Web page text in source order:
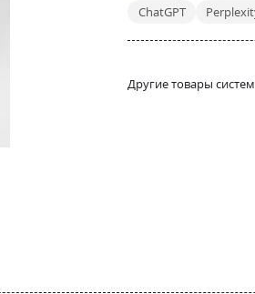
ChatGPT
Другие товары